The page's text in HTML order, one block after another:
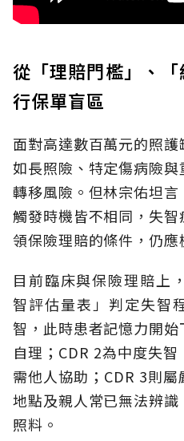
從「理賠門檻」、
行保單盲區
面對高達數百萬元的照
如長照險、特定傷病險
轉移風險。但林宗佑坦
觸發時機皆不相同，失
領保險理賠的條件，仍應
目前臨床與保險理賠上
智評估量表」判定失智
智，此時患者記憶力開
自理；CDR 2為中度失
需他人協助；CDR 3則
地點及親人常已無法辨
照料。